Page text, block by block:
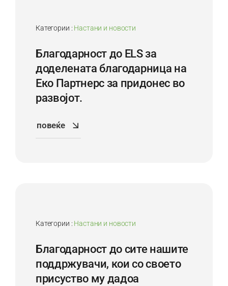
Категории : Настани и новости
Благодарност до ELS за
доделената благодарница на
Еко Партнерс за придонес во
развојот.
повеќе
Категории : Настани и новости
Благодарност до сите нашите
поддржувачи, кои со своето
присуство му дадоа